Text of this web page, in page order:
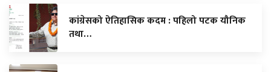
कांग्रेसको ऐतिहासिक कदम : पहिलो पटक यौनिक
तथा…